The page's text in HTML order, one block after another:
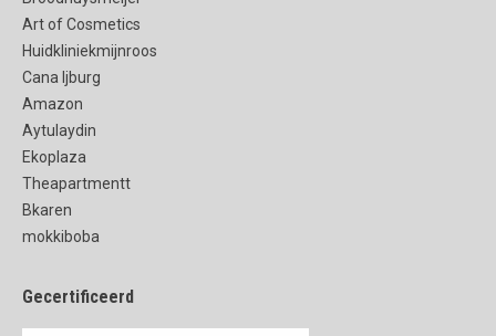
Art of Cosmetics
Huidkliniekmijnroos
Cana Ijburg
Amazon
Aytulaydin
Ekoplaza
Theapartmentt
Bkaren
mokkiboba
Gecertificeerd